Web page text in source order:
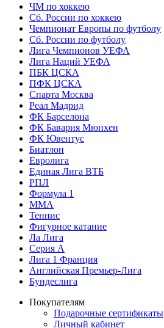
ЧМ по хоккею
Сб. России по хоккею
Чемпионат Европы по футболу
Сб. России по футболу
Лига Чемпионов УЕФА
Лига Наций УЕФА
ПБК ЦСКА
ПФК ЦСКА
Спарта Москва
Реал Мадрид
ФК Барселона
ФК Бавария Мюнхен
ФК Ювентус
Биатлон
Евролига
Единая Лига ВТБ
РПЛ
Формула 1
MMA
Теннис
Фигурное катание
Ла Лига
Серия А
Лига 1 Франция
Английская Премьер-Лига
Бундеслига
Покупателям
Подарочные сертификаты
Личный кабинет